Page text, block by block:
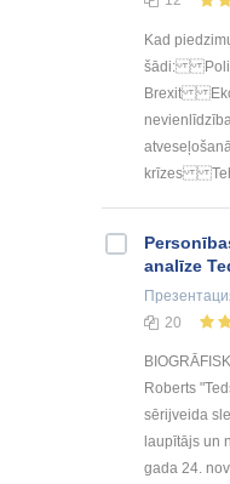
Kad
šādi:
Brexit
krīzes
analīze
20
Roberts
sērijveida
laupītājs un
gada 24.